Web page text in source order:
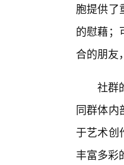
胞提供了
的慰藉；
合的朋友
社群
同群体内
于艺术创
丰富多彩